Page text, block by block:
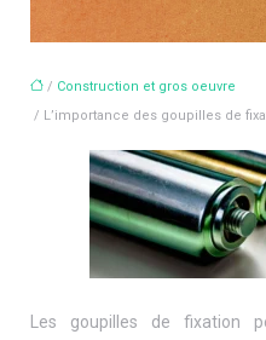
/ Construction et gros oeuvre
/ L’importance des goupilles de
Les goupilles de fixation